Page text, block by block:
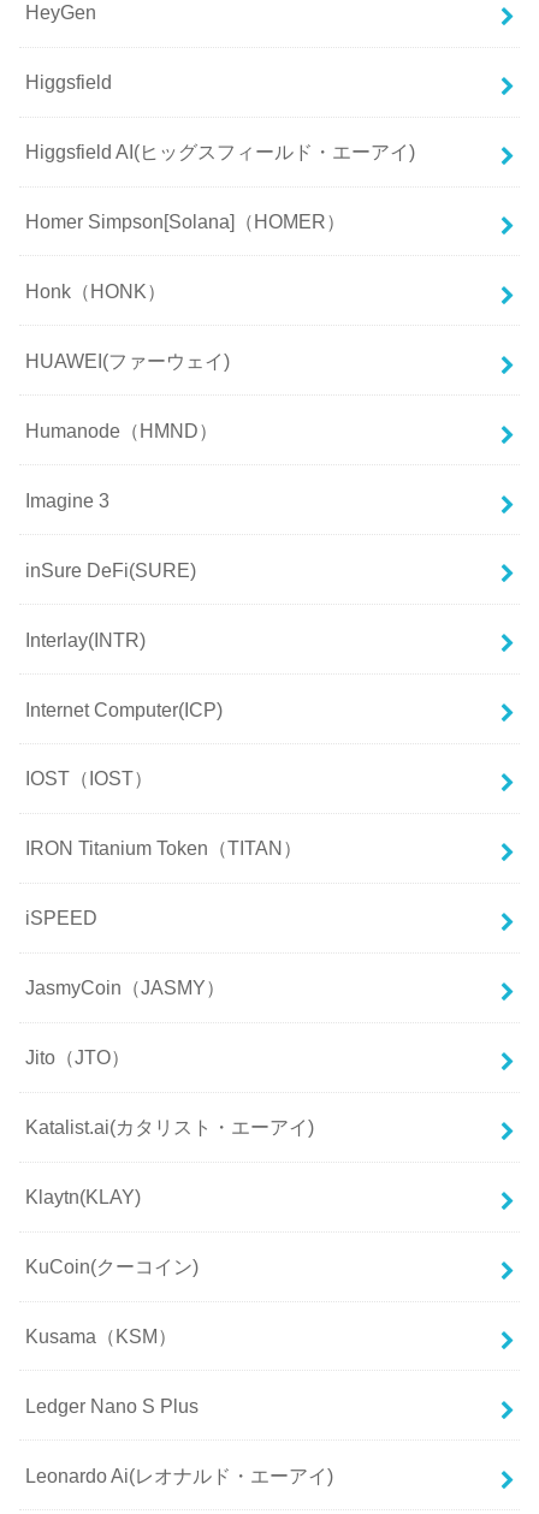
HeyGen
Higgsfield
Higgsfield AI(ヒッグスフィールド・エーアイ)
Homer Simpson[Solana]（HOMER）
Honk（HONK）
HUAWEI(ファーウェイ)
Humanode（HMND）
Imagine 3
inSure DeFi(SURE)
Interlay(INTR)
Internet Computer(ICP)
IOST（IOST）
IRON Titanium Token（TITAN）
iSPEED
JasmyCoin（JASMY）
Jito（JTO）
Katalist.ai(カタリスト・エーアイ)
Klaytn(KLAY)
KuCoin(クーコイン)
Kusama（KSM）
Ledger Nano S Plus
Leonardo Ai(レオナルド・エーアイ)